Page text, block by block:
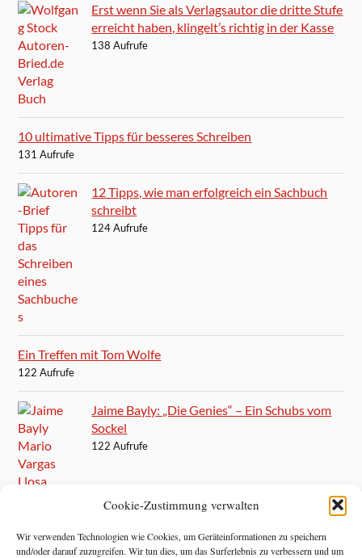
Cookie-Zustimmung verwalten
Wir verwenden Technologien wie Cookies, um Geräteinformationen zu speichern
und/oder darauf zuzugreifen. Wir tun dies, um das Surferlebnis zu verbessern und um
Erst wenn Sie als Verlagsautor die dritte Stufe
erreicht haben, klingelt’s richtig in der Kasse
138 Aufrufe
10 ultimative Tipps für besseres Schreiben
131 Aufrufe
12 Tipps, wie man erfolgreich ein Sachbuch
schreibt
124 Aufrufe
Ein Treffen mit Tom Wolfe
122 Aufrufe
Jaime Bayly: „Die Genies“ – Ein Schubs vom
Sockel
122 Aufrufe